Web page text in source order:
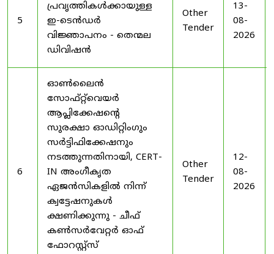
5
പ്രവൃത്തികൾക്കായുള്ള
ഇ-ടെൻഡർ
വിജ്ഞാപനം - തെന്മല
ഡിവിഷൻ
Other
Tender
13-
08-
2026
6
ഓൺലൈൻ
സോഫ്റ്റ്‌വെയർ
ആപ്ലിക്കേഷന്റെ
സുരക്ഷാ ഓഡിറ്റിംഗും
സർട്ടിഫിക്കേഷനും
നടത്തുന്നതിനായി, CERT-
IN അംഗീകൃത
ഏജൻസികളിൽ നിന്ന്
ക്വട്ടേഷനുകൾ
ക്ഷണിക്കുന്നു - ചീഫ്
കൺസർവേറ്റർ ഓഫ്
ഫോറസ്റ്റ്സ്
Other
Tender
12-
08-
2026